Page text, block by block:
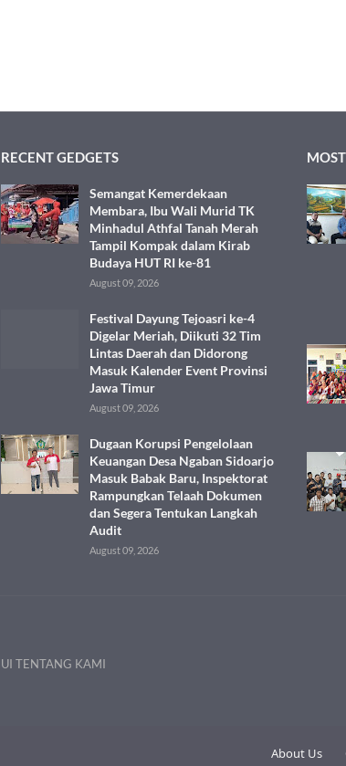
RECENT GEDGETS
Semangat Kemerdekaan
Membara, Ibu Wali Murid TK
Minhadul Athfal Tanah Merah
Tampil Kompak dalam Kirab
Budaya HUT RI ke-81
August 09, 2026
Festival Dayung Tejoasri ke-4
Digelar Meriah, Diikuti 32 Tim
Lintas Daerah dan Didorong
Masuk Kalender Event Provinsi
Jawa Timur
August 09, 2026
Dugaan Korupsi Pengelolaan
Keuangan Desa Ngaban Sidoarjo
Masuk Babak Baru, Inspektorat
Rampungkan Telaah Dokumen
dan Segera Tentukan Langkah
Audit
August 09, 2026
TENTANG KAMI
About Us